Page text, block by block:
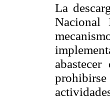
La
Nacional